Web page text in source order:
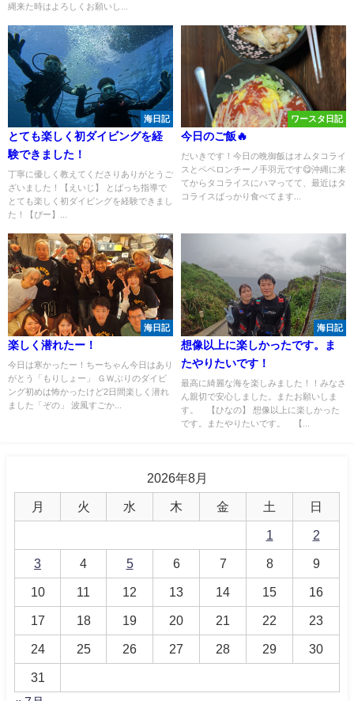
縄来た時はよろしくお願いし...
海日記
とても楽しく初ダイビングを経
験できました！
丁寧に優しく教えてくださりありがとうご
ざいました！【えいじ】 とばっち指導で
とても楽しく初ダイビングを経験できまし
た！【ぴー】...
ワースタ日記
今日のご飯🔥
だいきです！今日の晩御飯はオムタコライ
スとペペロンチーノ手羽元です😋沖縄に来
てからタコライスにハマってて、最近はタ
コライスばっかり食べてます...
海日記
楽しく潜れたー！
今日は寒かったー！ちーちゃん今日はあり
がとう「もりしょー」 ＧＷぶりのダイビ
ング初めは怖かったけど2日間楽しく潜れ
ました「ぞの」 波風すごか...
海日記
想像以上に楽しかったです。ま
たやりたいです！
最高に綺麗な海を楽しみました！！みなさ
ん親切で安心しました。またお願いしま
す。 【ひなの】 想像以上に楽しかった
です。またやりたいです。 【...
2026年8月
月 火 水 木 金 土 日
1 2
3 4 5 6 7 8 9
10 11 12 13 14 15 16
17 18 19 20 21 22 23
24 25 26 27 28 29 30
31